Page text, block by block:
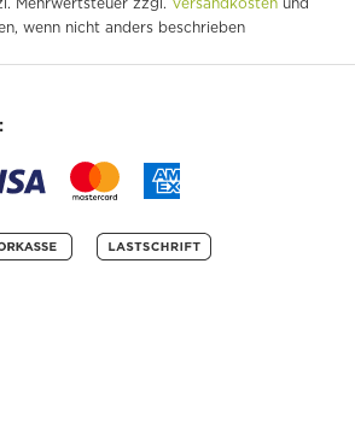
wenn nicht anders beschrieben